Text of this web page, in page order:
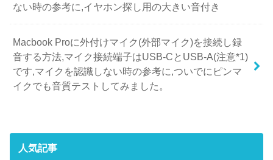
ない時の参考に,イヤホン探し用の大きい音付き
Macbook Proに外付けマイク(外部マイク)を接続し録
音する方法,マイク接続端子はUSB-CとUSB-A(注意*1)
です,マイクを認識しない時の参考に,ついでにピンマ
イクでも音質テストしてみました。
人気記事